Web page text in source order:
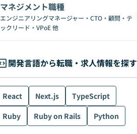
マネジメント職種
エンジニアリングマネージャー・CTO・顧問・テ
ックリード・VPoE他
開発言語から転職・求人情報を探す
React Next.js
TypeScript
Ruby
Ruby on Rails Python